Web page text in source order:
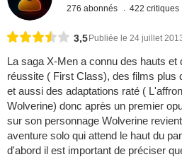
276 abonnés 422 critiques
3,5Publiée le 24 juillet
La saga X-Men a connu des hauts
réussite ( First Class), des films plus
et aussi des adaptations raté (
Wolverine) donc après un premier
sur son personnage Wolverine
aventure solo qui attend le haut du
d'abord il est important de préciser